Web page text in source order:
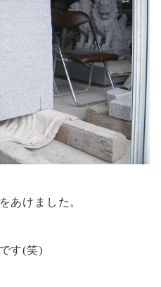
あけました。
す(笑)